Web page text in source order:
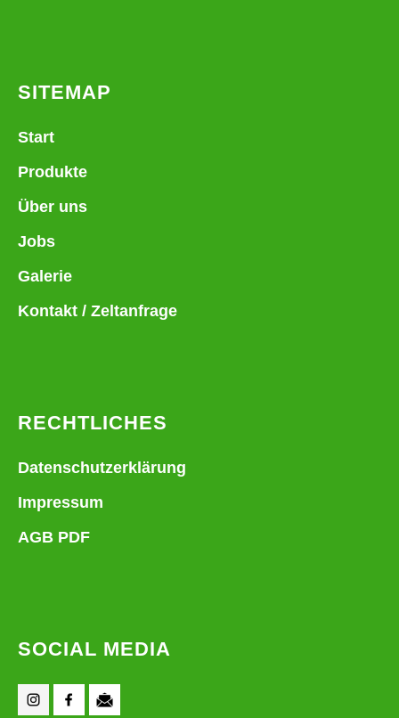
SITEMAP
Start
Produkte
Über uns
Jobs
Galerie
Kontakt / Zeltanfrage
RECHTLICHES
Datenschutzerklärung
Impressum
AGB PDF
SOCIAL MEDIA